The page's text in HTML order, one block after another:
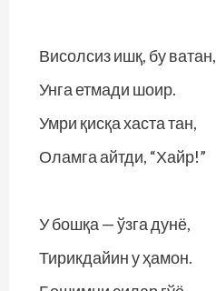
Висолсиз ишқ, бу ватан,
Унга етмади шоир.
Умри қисқа хаста тан,
Оламга айтди, “Хайр!”
У бошқа — ўзга дунё,
Тирикдайин у ҳамон.